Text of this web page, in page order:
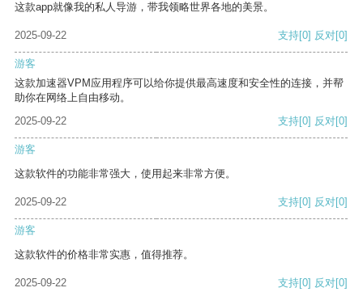
这款app就像我的私人导游，带我领略世界各地的美景。
2025-09-22 支持[0] 反对[0]
游客
这款加速器VPM应用程序可以给你提供最高速度和安全性的连接，并帮
助你在网络上自由移动。
2025-09-22
支持[0] 反对[0]
游客
这款软件的功能非常强大，使用起来非常方便。
2025-09-22 支持[0] 反对[0]
游客
这款软件的价格非常实惠，值得推荐。
2025-09-22 支持[0] 反对[0]